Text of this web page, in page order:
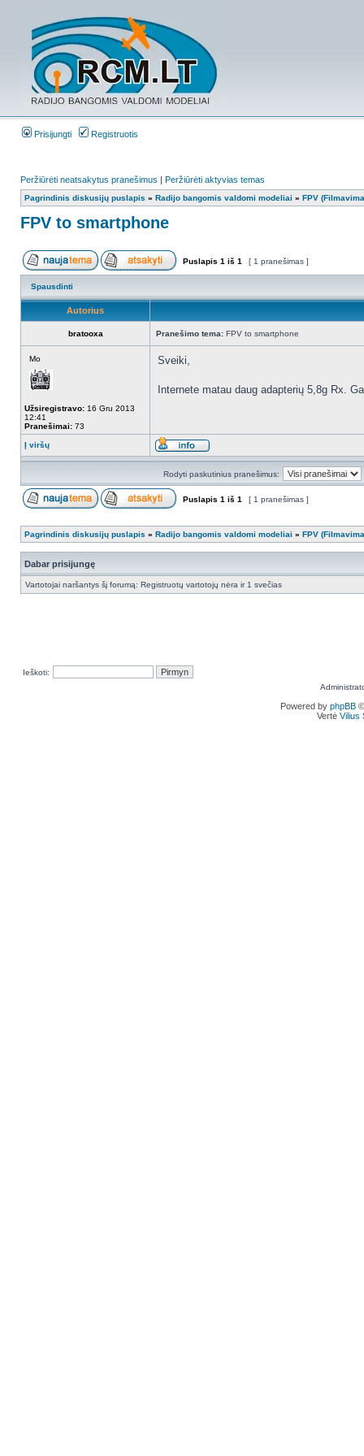
Prisijungti Registruotis
Peržiūrėti neatsakytus pranešimus | Peržiūrėti aktyvias temas
Pagrindinis diskusijų puslapis » Radijo bangomis valdomi modeliai » FPV
FPV to smartphone
Puslapis 1 iš 1 [ 1 pranešimas ]
Spausdinti
Autorius
bratooxa Pranešimo tema: FPV to smartphone
Mo
Užsiregistravo: 16 Gru 2013
12:41
Pranešimai: 73
Sveiki,
Internete matau daug adapterių 5,8g Rx.
Į viršų
Rodyti paskutinius pranešimus:
Puslapis 1 iš 1 [ 1 pranešimas ]
Pagrindinis diskusijų puslapis » Radijo bangomis valdomi modeliai » FPV
Dabar prisijungę
Vartotojai naršantys šį forumą: Registruotų vartotojų nėra ir 1 svečias
Ieškoti:
Powered by phpBB
Vertė Vilius